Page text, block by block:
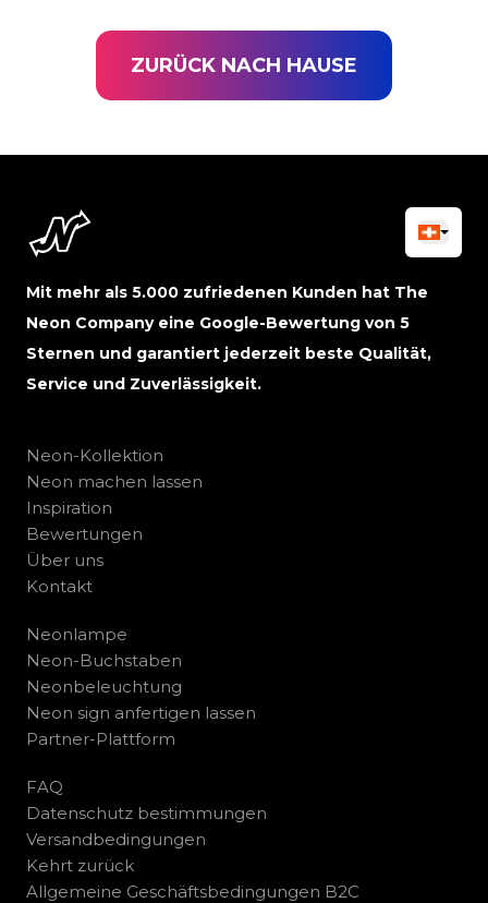
ZURÜCK NACH HAUSE
Mit mehr als 5.000 zufriedenen Kunden hat The
Neon Company eine Google-Bewertung von 5
Sternen und garantiert jederzeit beste Qualität,
Service und Zuverlässigkeit.
Neon-Kollektion
Neon machen lassen
Inspiration
Bewertungen
Über uns
Kontakt
Neonlampe
Neon-Buchstaben
Neonbeleuchtung
Neon sign anfertigen lassen
Partner-Plattform
FAQ
Datenschutz bestimmungen
Versandbedingungen
Kehrt zurück
Allgemeine Geschäftsbedingungen B2C